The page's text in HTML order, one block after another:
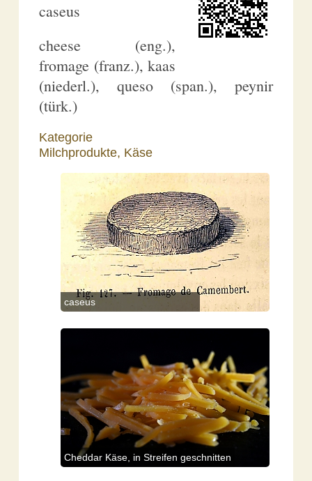
caseus
cheese (eng.),
fromage (franz.), kaas
(niederl.), queso (span.), peynir
(türk.)
Kategorie
Milchprodukte, Käse
caseus
Cheddar Käse, in Streifen geschnitten